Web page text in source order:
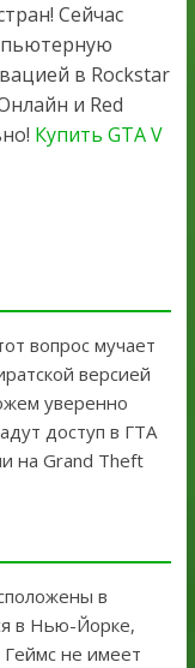
Сейчас
в Rockstar
и Red
Купить GTA V
вопрос мучает
версией
уверенно
доступ в ГТА
на Grand Theft
в
в Нью-Йорке,
не имеет